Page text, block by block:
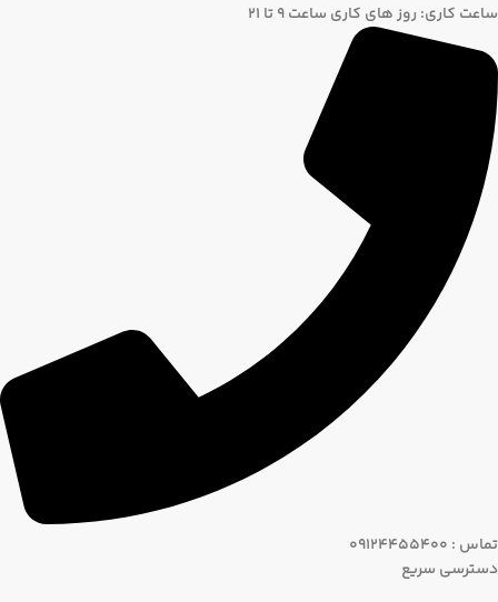
ساعت کاری: روز های کاری ساعت ۹ تا ۲۱
تماس : 09124455400
دسترسی سریع